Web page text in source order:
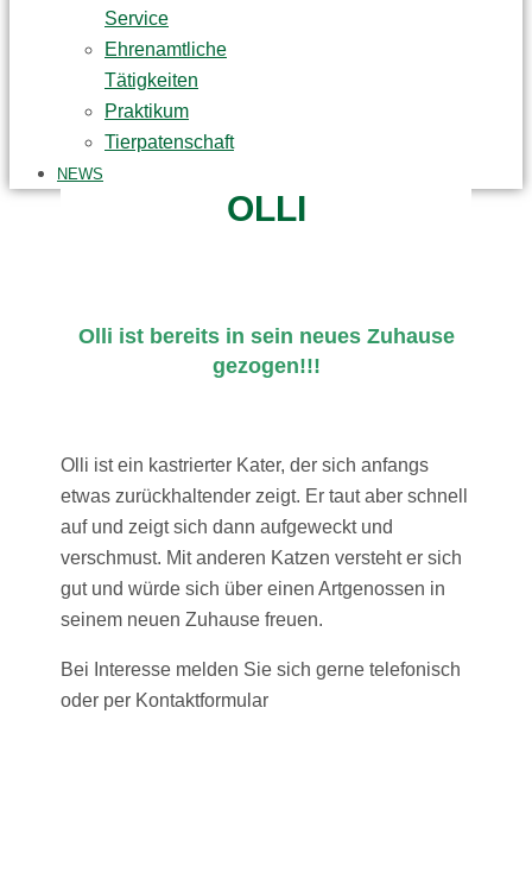
Service
Ehrenamtliche
Tätigkeiten
Praktikum
Tierpatenschaft
NEWS
OLLI
Olli ist bereits in sein neues Zuhause
gezogen!!!
Olli ist ein kastrierter Kater, der sich anfangs
etwas zurückhaltender zeigt. Er taut aber schnell
auf und zeigt sich dann aufgeweckt und
verschmust. Mit anderen Katzen versteht er sich
gut und würde sich über einen Artgenossen in
seinem neuen Zuhause freuen.
Bei Interesse melden Sie sich gerne telefonisch
oder per Kontaktformular